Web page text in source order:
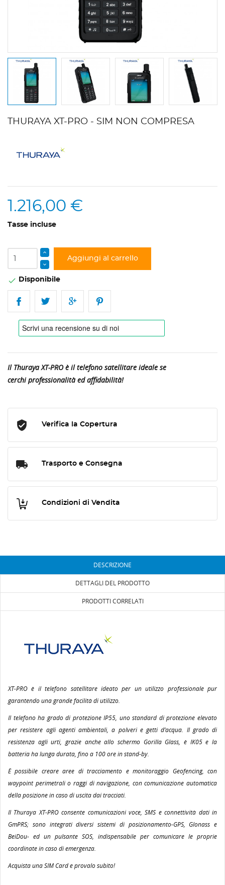
THURAYA XT-PRO - SIM NON COMPRESA
1.216,00 €
Tasse incluse
Aggiungi al carrello
 Disponibile
Il Thuraya XT-PRO è il telefono satellitare ideale se
cerchiprofessionalità ed affidabilità!
Verifica la Copertura
Trasporto e Consegna
Condizioni di Vendita
DESCRIZIONE
DETTAGLI DEL PRODOTTO
PRODOTTI CORRELATI
XT-PRO è il telefono satellitare ideato per un utilizzo professionale pur
garantendo una grande facilità di utilizzo.
Il telefono ha grado di protezione IP55, uno standard di protezione elevato
per resistere agli agenti ambientali, a polveri e getti d’acqua. Il grado di
resistenza agli urti, grazie anche allo schermo Gorilla Glass, è IK05 e la
batteria ha lunga durata, fino a 100 ore in stand-by.
È possibile creare aree di tracciamento e monitoraggio Geofencing, con
waypoint perimetrali o raggi di navigazione, con comunicazione automatica
della posizione in caso di uscita dai tracciati.
Il Thuraya XT-PRO consente comunicazioni voce, SMS e connettività dati in
GmPRS; sono integrati diversi sistemi di posizionamento-GPS, Glonass e
BeiDou- ed un pulsante SOS, indispensabile per comunicare le proprie
coordinate in caso di emergenza.
Acquista una SIM Card e provalo subito!